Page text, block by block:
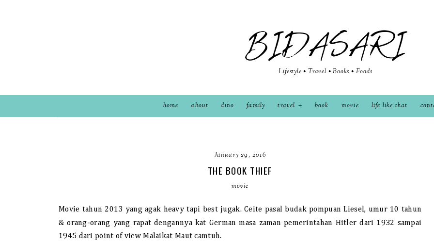
BIDASARI
Lifestyle • Travel • Books • Foods
home about dino family travel book movie life like that
January 29, 2016
THE BOOK THIEF
movie
Movie tahun 2013 yang agak heavy tapi best jugak. Ceite pasal budak pompuan Liesel, umur 10 tahun
& orang-orang yang rapat dengannya kat German masa zaman pemerintahan Hitler dari 1932 sampai
1945 dari point of view Malaikat Maut camtuh.